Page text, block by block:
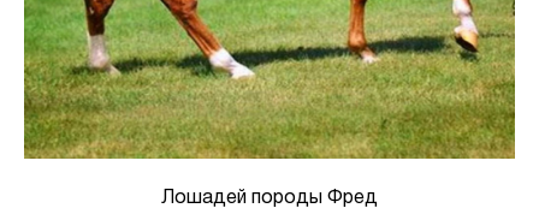
Лошадей породы Фред